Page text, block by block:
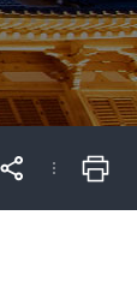
기